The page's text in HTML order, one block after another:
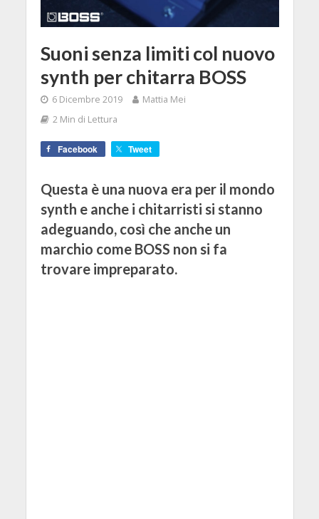
Suoni senza limiti col nuovo
synth per chitarra BOSS
6 Dicembre 2019
Mattia Mei
2 Min di Lettura
Facebook Tweet
Questa è una nuova era per il mondo
synth e anche i chitarristi si stanno
adeguando, così che anche un
marchio come BOSS non si fa
trovare impreparato.